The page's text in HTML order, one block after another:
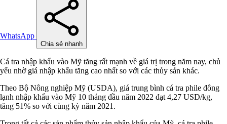
WhatsApp
Chia sẻ nhanh
Cá tra nhập khẩu vào Mỹ tăng rất mạnh về giá trị trong năm nay, chủ
yếu nhờ giá nhập khẩu tăng cao nhất so với các thủy sản khác.
Theo Bộ Nông nghiệp Mỹ (USDA), giá trung bình cá tra phile đông
lạnh nhập khẩu vào Mỹ 10 tháng đầu năm 2022 đạt 4,27 USD/kg,
tăng 51% so với cùng kỳ năm 2021.